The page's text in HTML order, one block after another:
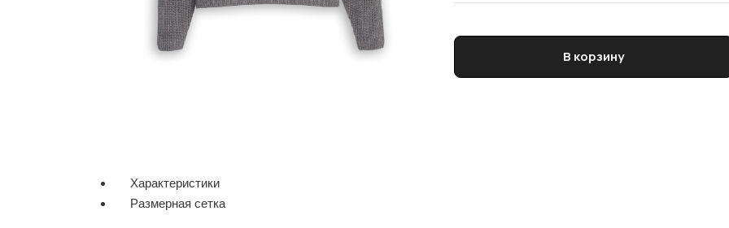
Количество товара Водолазка женская
В корзину
Характеристики
Размерная сетка